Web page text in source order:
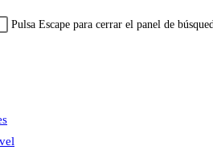
Pulsa Escape para cerrar el panel de